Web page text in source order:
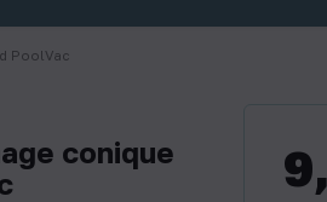
PoolVac
conique